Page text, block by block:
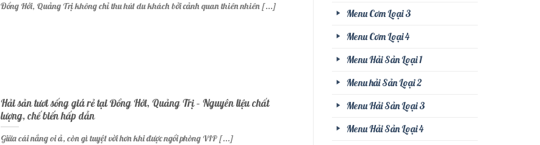
Đồng Hới, Quảng Trị không chỉ thu hút du khách bởi cảnh quan thiên nhiên [...]
Hải sản tươi sống giá rẻ tại Đồng Hới, Quảng Trị – Nguyên liệu chất
lượng, chế biến hấp dẫn
Giữa cái nắng oi ả, còn gì tuyệt vời hơn khi được ngồi phòng VIP [...]
Menu Cơm Loại 3
Menu Cơm Loại 4
Menu Hải Sản Loại 1
Menu hải Sản Loại 2
Menu Hải Sản Loại 3
Menu Hải Sản Loại 4